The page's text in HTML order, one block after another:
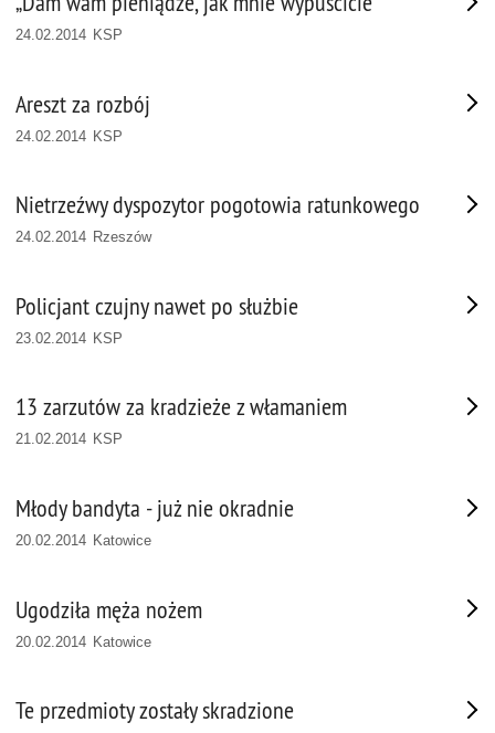
24.02.2014 KSP
Areszt za rozbój
24.02.2014 KSP
Nietrzeźwy dyspozytor pogotowia ratunkowego
24.02.2014 Rzeszów
Policjant czujny nawet po służbie
23.02.2014 KSP
13 zarzutów za kradzieże z włamaniem
21.02.2014 KSP
Młody bandyta - już nie okradnie
20.02.2014 Katowice
Ugodziła męża nożem
20.02.2014 Katowice
Te przedmioty zostały skradzione